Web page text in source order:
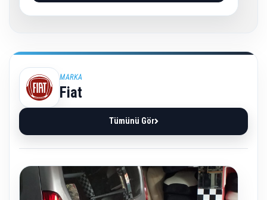
MARKA
Fiat
Tümünü Gör